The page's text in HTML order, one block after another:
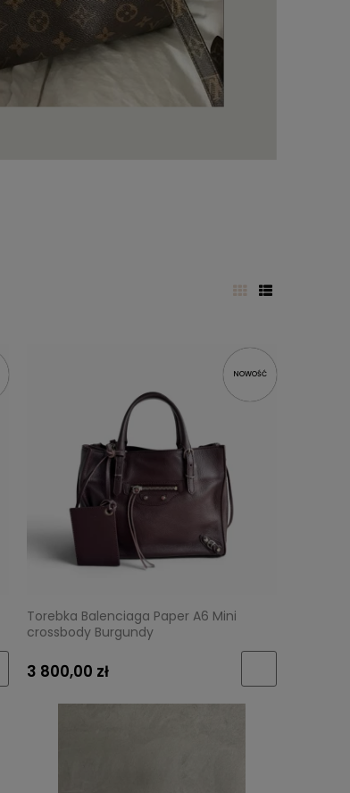
Torebka Balenciaga Paper A6 Mini
crossbody Burgundy
3 800,00 zł
NOWOŚĆ